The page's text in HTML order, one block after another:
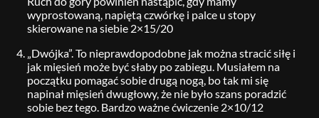
wyprostowaną, napiętą czwórkę i palce u stopy
skierowane na siebie 2×15/20
„Dwójka”. To nieprawdopodobne jak można stracić siłę i
jak mięsień może być słaby po zabiegu. Musiałem na
początku pomagać sobie drugą nogą, bo tak mi się
napinał mięsień dwugłowy, że nie było szans poradzić
sobie bez tego. Bardzo ważne ćwiczenie 2×10/12